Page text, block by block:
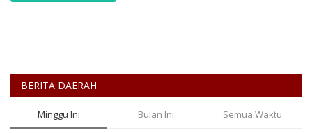
BERITA DAERAH
Minggu Ini Bulan Ini Semua Waktu